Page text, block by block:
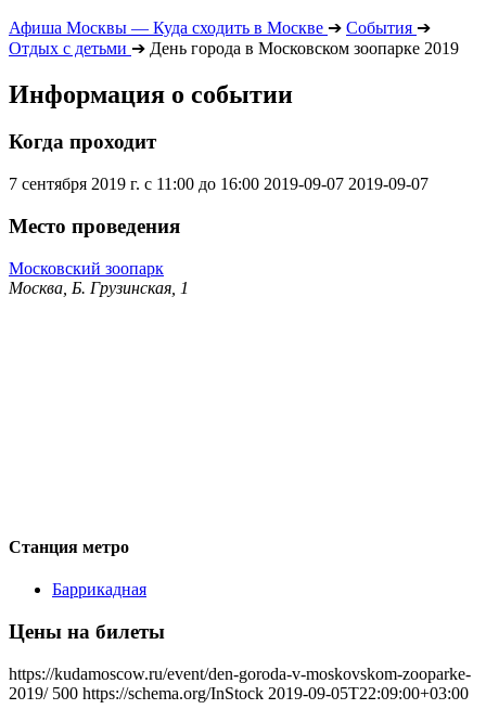
Афиша Москвы — Куда сходить в Москве ➔ События ➔
Отдых с детьми ➔ День города в Московском зоопарке 2019
Информация о событии
Когда проходит
7 сентября 2019 г. с 11:00 до 16:00 2019-09-07 2019-09-07
Место проведения
Московский зоопарк
Москва, Б. Грузинская, 1
Станция метро
Баррикадная
Цены на билеты
https://kudamoscow.ru/event/den-goroda-v-moskovskom-zooparke-
2019/ 500 https://schema.org/InStock 2019-09-05T22:09:00+03:00